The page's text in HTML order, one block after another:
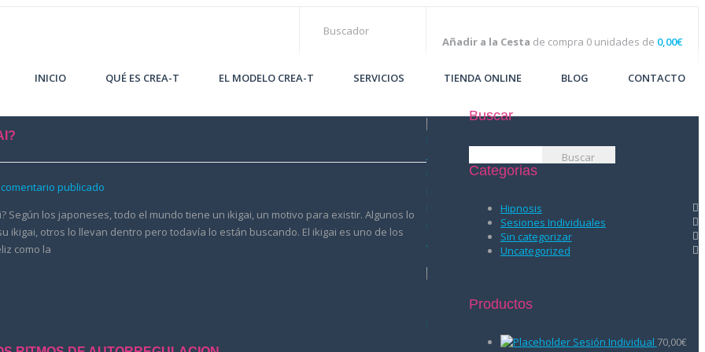
Añadir a la Cesta de compra 0 unidades de 0,00€
INICIO QUÉ ES CREA-T EL MODELO CREA-T SERVICIOS TIENDA ONLINE BLOG CONTACTO
publicado
Según los japoneses, todo el mundo tiene un ikigai, un motivo para existir. Algunos lo
ikigai, otros lo llevan dentro pero todavía lo están buscando. El ikigai es uno de los
como la
Buscar
Categorias
Hipnosis
Sesiones Individuales
Sin categorizar
Uncategorized
Productos
Sesión Individual 70,00€